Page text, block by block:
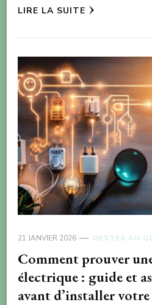
LIRE LA SUITE
21 JANVIER 2026 GESTES AU
Comment prouver
électrique : guide et
avant d’installer